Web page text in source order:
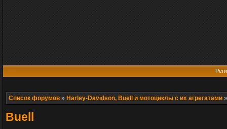
Список форумов » Harley-Davidson, Buell и мотоциклы с их агрегатами
Buell